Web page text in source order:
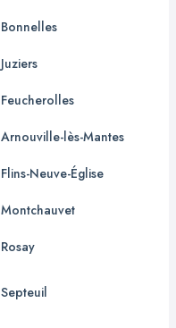
Bonnelles
Juziers
Feucherolles
Arnouville-lès-Mantes
Flins-Neuve-Église
Montchauvet
Rosay
Septeuil